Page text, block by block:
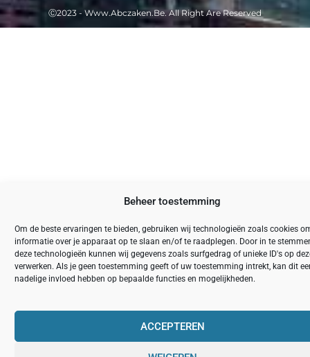
Beheer toestemming
Om de beste ervaringen te bieden, gebruiken wij technologieën zoals cookies
informatie over je apparaat op te slaan en/of te raadplegen. Door in te
deze technologieën kunnen wij gegevens zoals surfgedrag of unieke ID's op
verwerken. Als je geen toestemming geeft of uw toestemming intrekt, kan dit
nadelige invloed hebben op bepaalde functies en mogelijkheden.
ACCEPTEREN
Ⓒ2023 - Www.abczaken.be. All Right Are Reserved